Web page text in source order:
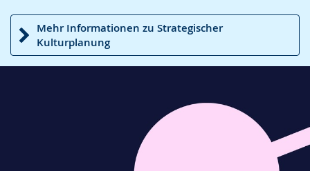
Mehr Informationen zu Strategischer
Kulturplanung